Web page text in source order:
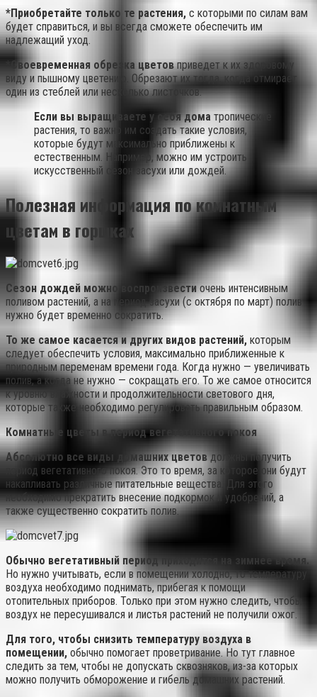
*Приобретайте только те растения, с которыми по силам вам
будет справиться, и вы всегда сможете обеспечить им
надлежащий уход.
*Своевременная обрезка цветовприведет к их здоровому
виду и пышному цветению. Обрезают их тогда, когда отмирает
один из стеблей или несколько листочков.
Если вы выращиваете у себя дома тропические
растения, то важно им создать такие условия,
которые будут максимально приближены к
естественным. Например, можно им устроить
искусственный сезон засухи или дождей.
Полезная информация по комнатным
цветам в горшках
Сезон дождей можно воспроизвестиочень интенсивным
поливом растений, а на период засухи (с октября по март) полив
нужно будет временно сократить.
То же самое касается и других видов растений, которым
следует обеспечить условия, максимально приближенные к
природным переменам времени года. Когда нужно — увеличивать
полив, а когда не нужно — сокращать его. То же самое относится
к уровню влажности и продолжительности светового дня,
которые также необходимо регулировать правильным образом.
Комнатные цветы в период вегетативного покоя
Абсолютно все виды домашних цветовдолжны получить
период вегетативного покоя. Это то время, за которое они будут
накапливать различные питательные вещества. Для этого
необходимо прекратить внесение подкормок и удобрений, а
также существенно сократить полив.
Обычно вегетативный период приходится на зимнее время.
Но нужно учитывать, если в помещении холодно, то температуру
воздуха необходимо поднимать, прибегая к помощи
отопительных приборов. Только при этом нужно следить, чтобы
воздух не пересушивался и листья растений не получили ожог.
Для того, чтобы снизить температуру воздуха в
помещении, обычно помогает проветривание. Но тут главное
следить за тем, чтобы не допускать сквозняков, из-за которых
можно получить обморожение и гибель домашних растений.